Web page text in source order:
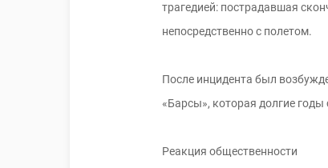
трагедией: пострадавшая
непосредственно с полетом.
После инцидента был
«Барсы», которая долгие
Реакция общественности